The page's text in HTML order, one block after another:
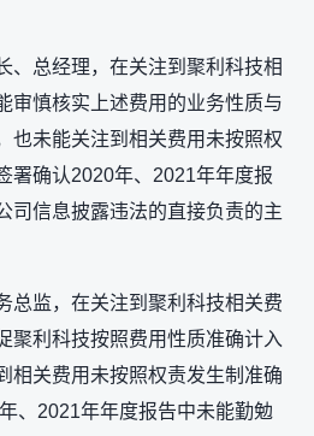
、总经理，在关注到聚利科技相
审慎核实上述费用的业务性质与
也未能关注到相关费用未按照权
署确认2020年、2021年年度报
司信息披露违法的直接负责的主
总监，在关注到聚利科技相关费
聚利科技按照费用性质准确计入
相关费用未按照权责发生制准确
、2021年年度报告中未能勤勉